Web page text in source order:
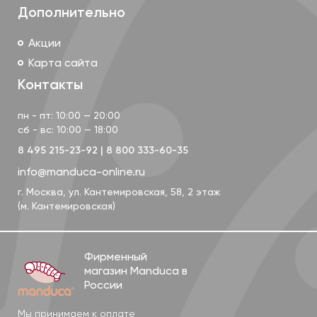
Лямки рюкзака manduca можно носить
параллельно и перекрестно. Перекрестное
положение лямок рекомендуется для ношения
более равномерное. Для полной поддержки
верхнего отдела позвоночника малыша
предусмотрена дополнительная регулировка на
лямках спереди.
Поддержка головы и капюшон
Дополнительно
Акции
Карта сайта
Контакты
пн - пт: 10:00 — 20:00
сб - вс: 10:00 — 18:00
8 495 215-23-92 | 8 800 333-60-35
info@manduca-online.ru
г. Москва, ул. Кантемировская, 58, 2 этаж
(м. Кантемировская)
Фирменный
магазин Manduca в
России
Мы принимаем к оплате